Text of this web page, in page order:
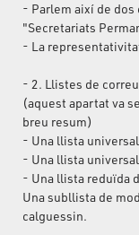
- Parlem així de
"Secretariats
- La
- 2. Llistes de
(aquest apartat va
breu resum)
- Una llista
- Una llista
- Una llista reduïda
Una subllista de
calguessin.